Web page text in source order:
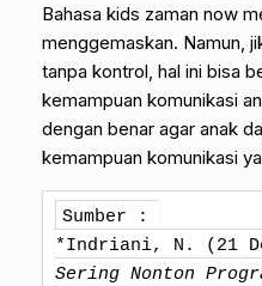
Bahasa kids zaman now
menggemaskan. Namun,
tanpa kontrol, hal ini bisa
kemampuan komunikasi
dengan benar agar anak
kemampuan komunikasi
Sumber :
*Indriani, N. (21
Sering Nonton